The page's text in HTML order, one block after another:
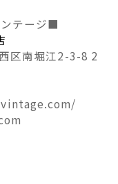
テージ■
区南堀江2-3-8 2